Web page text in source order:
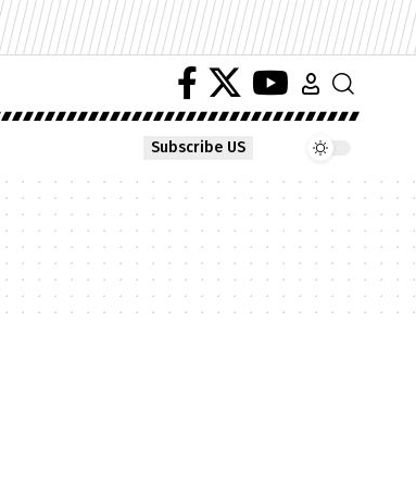
Subscribe US